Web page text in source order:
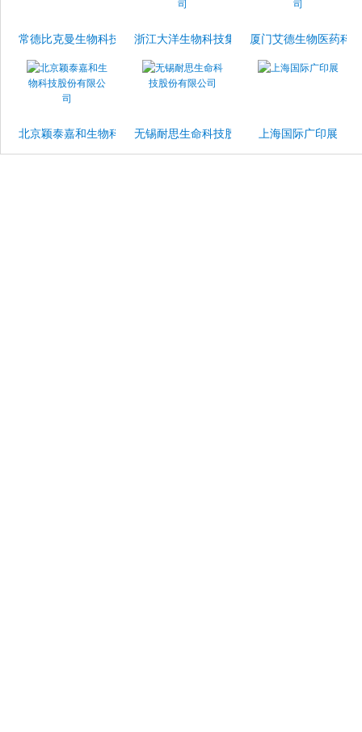
常德比克曼生物科技有限公司浙江大洋生物科技集团股份有限公司
厦门艾德生物医药科
北京颖泰嘉和生物科技股份有限公司无锡耐思生命科技股份有限公司上海国际广印展